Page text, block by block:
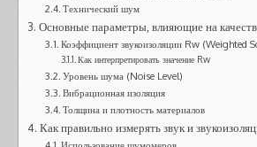
Технический шум
Основные параметры, влияющие на
Коэффициент звукоизоляции Rw (Weighted
Как интерпретировать значение Rw
Уровень шума (Noise Level)
Вибрационная изоляция
Толщина и плотность материалов
Как правильно измерять звук и